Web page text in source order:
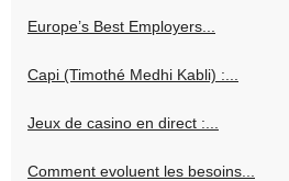
Europe’s Best Employers...
Capi (Timothé Medhi Kabli) :...
Jeux de casino en direct :...
Comment evoluent les besoins...